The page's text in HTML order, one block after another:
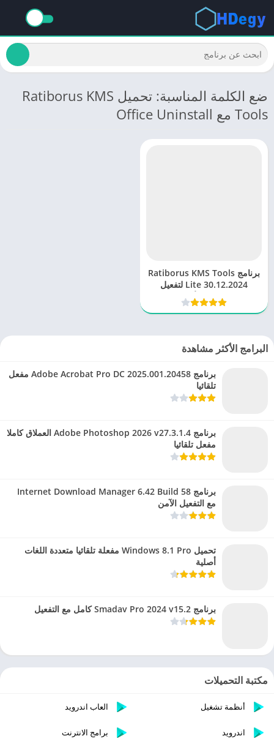
ضع الكلمة المناسبة: تحميل Ratiborus KMS
Tools مع Office Uninstall
برنامج Ratiborus KMS Tools
Lite 30.12.2024 لتفعيل
الويندوز والأوفيس
البرامج الأكثر مشاهدة
برنامج Adobe Acrobat Pro DC 2025.001.20458 مفعل
تلقائيا
برنامج Adobe Photoshop 2026 v27.3.1.4 العملاق كاملا
مفعل تلقائيا
برنامج Internet Download Manager 6.42 Build 58
مع التفعيل الآمن
تحميل Windows 8.1 Pro مفعلة تلقائيا متعددة اللغات
أصلية
برنامج Smadav Pro 2024 v15.2 كامل مع التفعيل
مكتبة التحميلات
أنظمة تشغيل العاب اندرويد
اندرويد برامج الانترنت